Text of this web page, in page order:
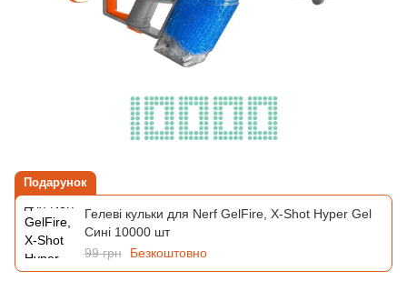
Подарунок
Гелеві кульки для Nerf GelFire, X-Shot Hyper Gel
Сині 10000 шт
99 грн
Безкоштовно